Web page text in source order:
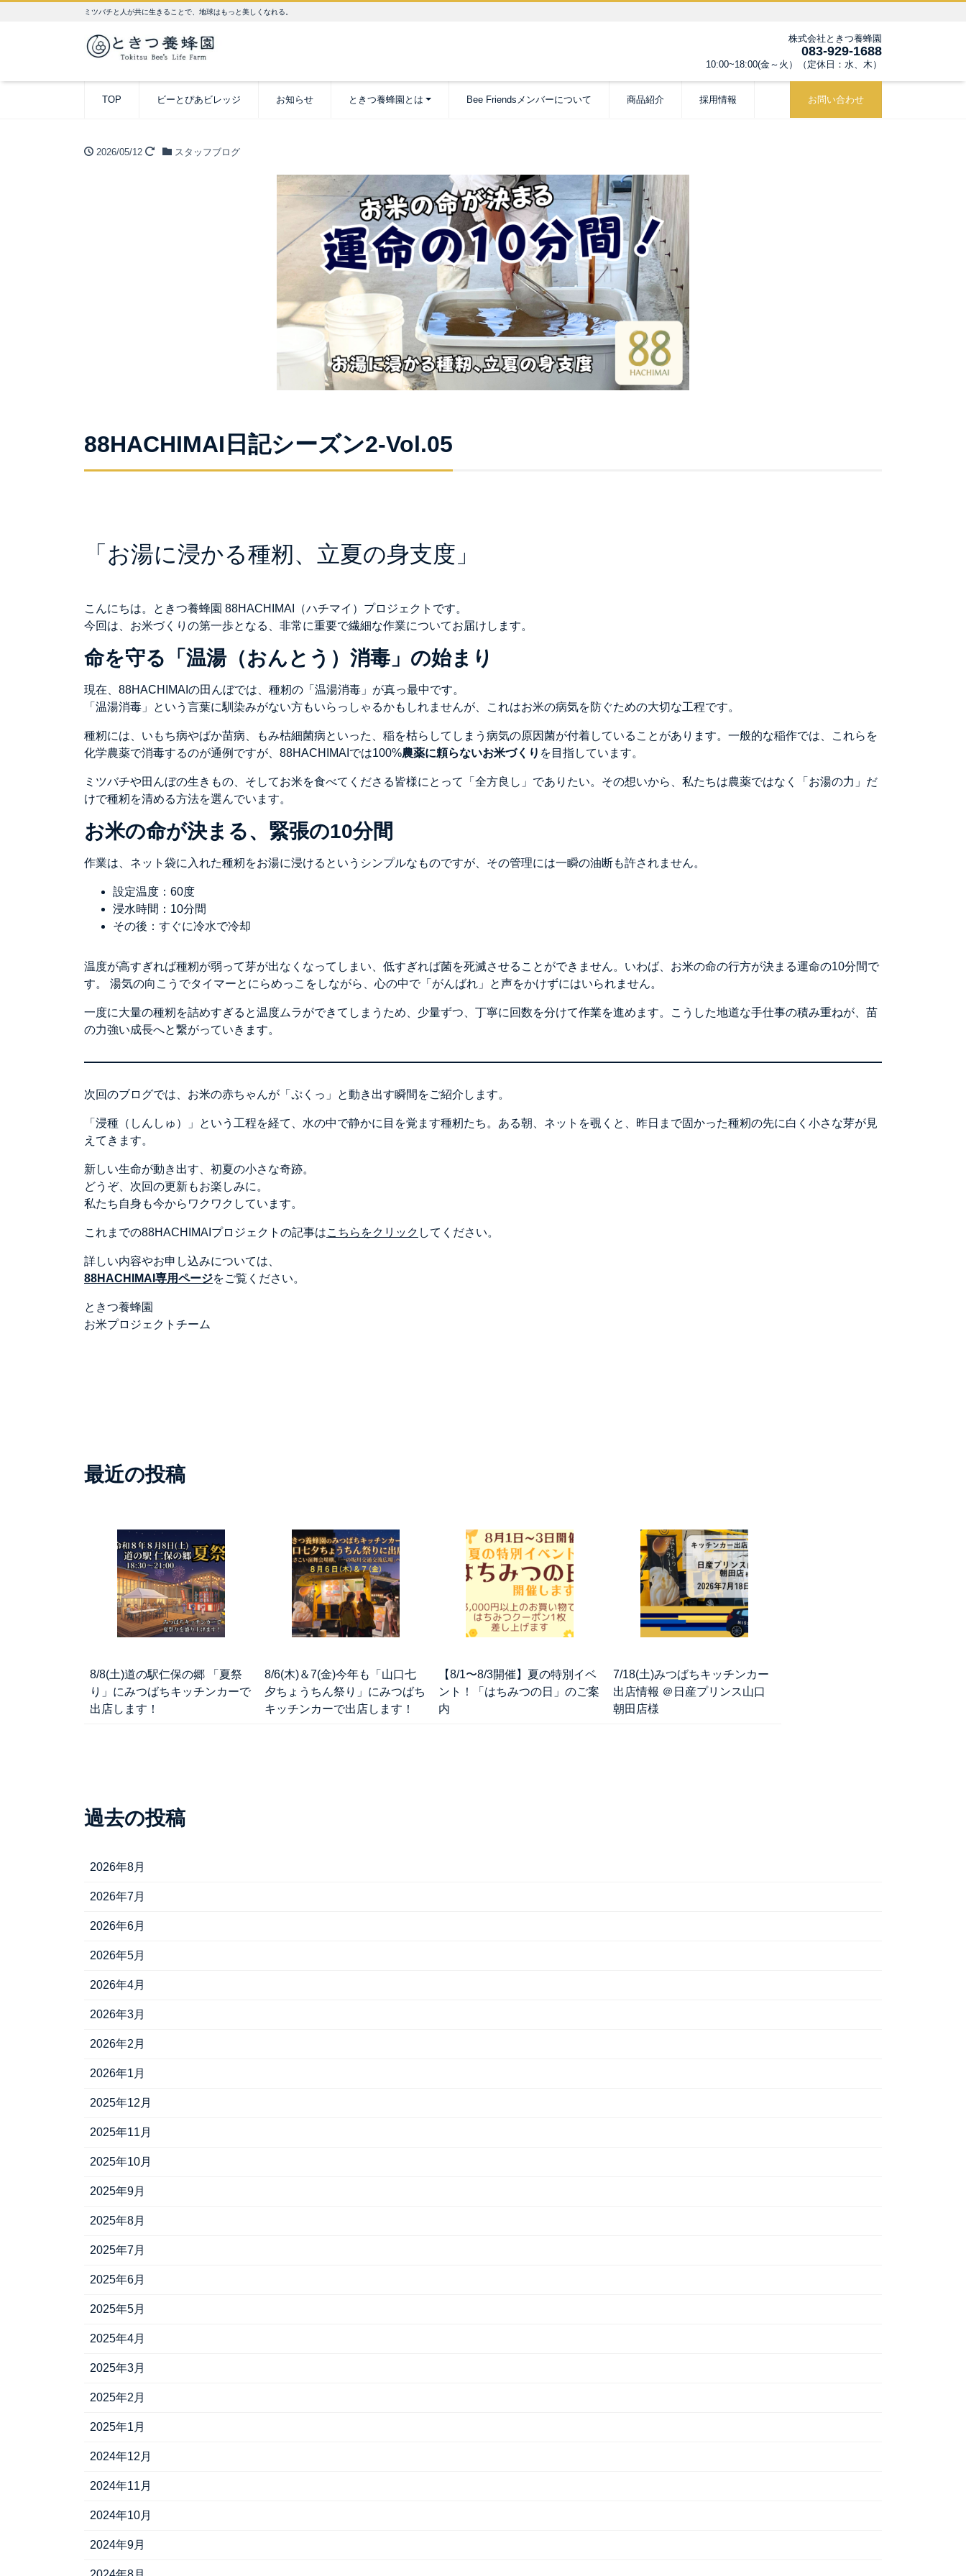
ミツバチと人が共に生きることで、地球はもっと美しくなれる。
株式会社ときつ養蜂園
083-929-1688
10:00~18:00(金～火）（定休日：水、木）
TOP ビーとぴあビレッジ お知らせ ときつ養蜂園とは Bee Friendsメンバーについて 商品紹介 採用情報 お問い合わせ
2026/05/12 スタッフブログ
88HACHIMAI日記シーズン2-Vol.05
「お湯に浸かる種籾、立夏の身支度」
こんにちは。ときつ養蜂園 88HACHIMAI（ハチマイ）プロジェクトです。
今回は、お米づくりの第一歩となる、非常に重要で繊細な作業についてお届けします。
命を守る「温湯（おんとう）消毒」の始まり
現在、88HACHIMAIの田んぼでは、種籾の「温湯消毒」が真っ最中です。
「温湯消毒」という言葉に馴染みがない方もいらっしゃるかもしれませんが、これはお米の病気を防ぐための大切な工程です。
種籾には、いもち病やばか苗病、もみ枯細菌病といった、稲を枯らしてしまう病気の原因菌が付着していることがあります。一般的な稲作では、これらを
化学農薬で消毒するのが通例ですが、88HACHIMAIでは100%農薬に頼らないお米づくり を目指しています。
ミツバチや田んぼの生きもの、そしてお米を食べてくださる皆様にとって「全方良し」でありたい。その想いから、私たちは農薬ではなく「お湯の力」だ
けで種籾を清める方法を選んでいます。
お米の命が決まる、緊張の10分間
作業は、ネット袋に入れた種籾をお湯に浸けるというシンプルなものですが、その管理には一瞬の油断も許されません。
設定温度：60度
浸水時間：10分間
その後：すぐに冷水で冷却
温度が高すぎれば種籾が弱って芽が出なくなってしまい、低すぎれば菌を死滅させることができません。いわば、お米の命の行方が決まる運命の10分間で
す。 湯気の向こうでタイマーとにらめっこをしながら、心の中で「がんばれ」と声をかけずにはいられません。
一度に大量の種籾を詰めすぎると温度ムラができてしまうため、少量ずつ、丁寧に回数を分けて作業を進めます。こうした地道な手仕事の積み重ねが、苗
の力強い成長へと繋がっていきます。
次回のブログでは、お米の赤ちゃんが「ぷくっ」と動き出す瞬間をご紹介します。
「浸種（しんしゅ）」という工程を経て、水の中で静かに目を覚ます種籾たち。ある朝、ネットを覗くと、昨日まで固かった種籾の先に白く小さな芽が見
えてきます。
新しい生命が動き出す、初夏の小さな奇跡。
どうぞ、次回の更新もお楽しみに。
私たち自身も今からワクワクしています。
これまでの88HACHIMAIプロジェクトの記事はこちらをクリック してください。
詳しい内容やお申し込みについては、
88HACHIMAI専用ページをご覧ください。
ときつ養蜂園
お米プロジェクトチーム
最近の投稿
8/8(土)道の駅仁保の郷 「夏祭
り」にみつばちキッチンカーで
出店します！
8/6(木)＆7(金)今年も「山口七
夕ちょうちん祭り」にみつばち
キッチンカーで出店します！
【8/1〜8/3開催】夏の特別イベ
ント！「はちみつの日」のご案
内
7/18(土)みつばちキッチンカー
出店情報 ＠日産プリンス山口
朝田店様
過去の投稿
2026年8月
2026年7月
2026年6月
2026年5月
2026年4月
2026年3月
2026年2月
2026年1月
2025年12月
2025年11月
2025年10月
2025年9月
2025年8月
2025年7月
2025年6月
2025年5月
2025年4月
2025年3月
2025年2月
2025年1月
2024年12月
2024年11月
2024年10月
2024年9月